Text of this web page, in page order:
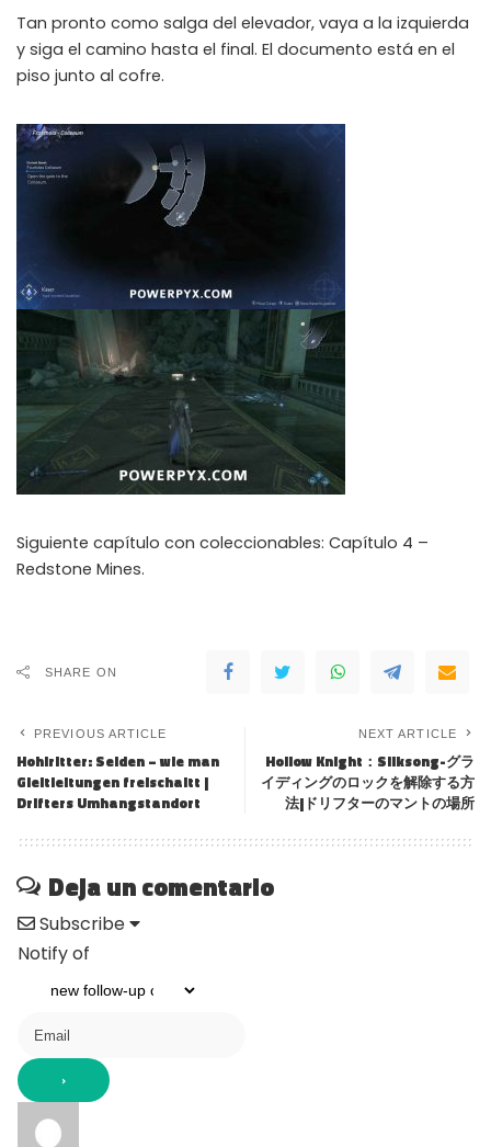
Tan pronto como salga del elevador, vaya a la izquierda
y siga el camino hasta el final. El documento está en el
piso junto al cofre.
Siguiente capítulo con coleccionables: Capítulo 4 –
Redstone Mines.
SHARE ON
PREVIOUS ARTICLE
Hohlritter: Seiden – wie man
Gleitleitungen freischaltt |
Drifters Umhangstandort
NEXT ARTICLE
Hollow Knight：Silksong-グラ
イディングのロックを解除する方
法|ドリフターのマントの場所
Deja un comentario
Subscribe
Notify of